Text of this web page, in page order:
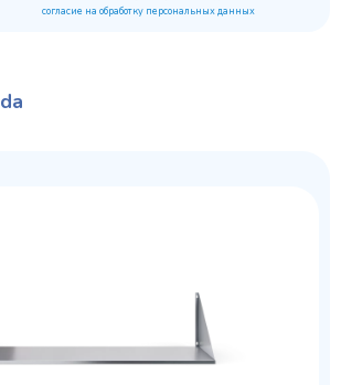
согласие на обработку персональных данных